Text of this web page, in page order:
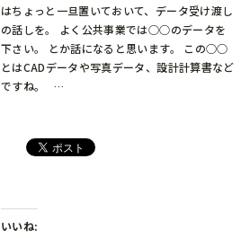
はちょっと一旦置いておいて、データ受け渡し
の話しを。 よく公共事業では○○のデータを
下さい。 とか話になると思います。 この○○
とはCADデータや写真データ、設計計算書など
ですね。 …
いいね: